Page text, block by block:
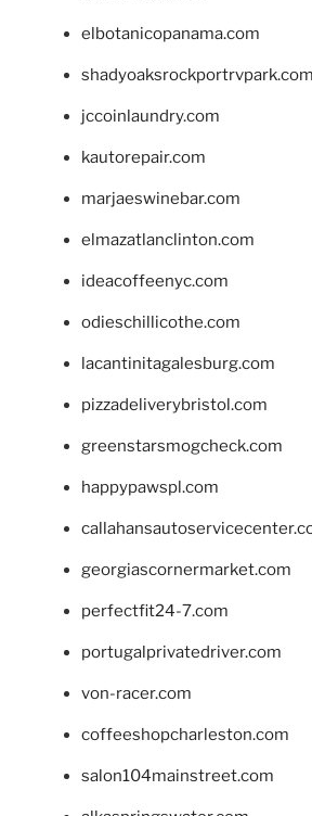
elbotanicopanama.com
shadyoaksrockportrvpark.com
jccoinlaundry.com
kautorepair.com
marjaeswinebar.com
elmazatlanclinton.com
ideacoffeenyc.com
odieschillicothe.com
lacantinitagalesburg.com
pizzadeliverybristol.com
greenstarsmogcheck.com
happypawspl.com
georgiascornermarket.com
perfectfit24-7.com
portugalprivatedriver.com
von-racer.com
coffeeshopcharleston.com
salon104mainstreet.com